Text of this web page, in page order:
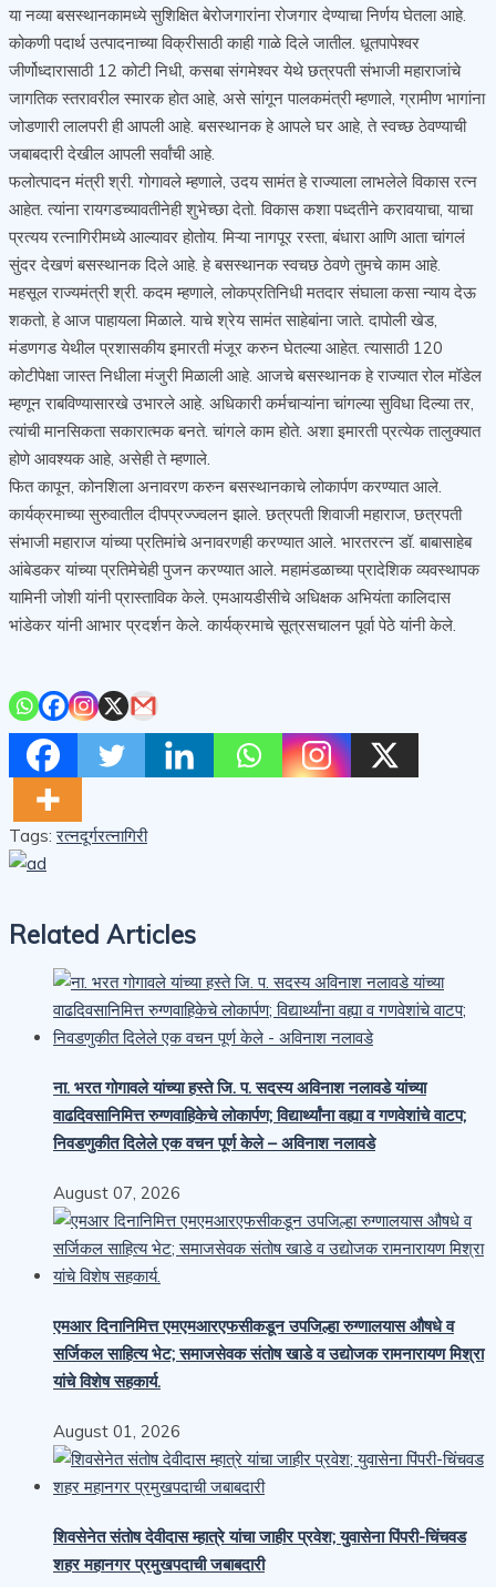
या नव्या बसस्थानकामध्ये सुशिक्षित बेरोजगारांना रोजगार देण्याचा निर्णय घेतला आहे.
कोकणी पदार्थ उत्पादनाच्या विक्रीसाठी काही गाळे दिले जातील. धूतपापेश्वर
जीर्णोध्दारासाठी 12 कोटी निधी, कसबा संगमेश्वर येथे छत्रपती संभाजी महाराजांचे
जागतिक स्तरावरील स्मारक होत आहे, असे सांगून पालकमंत्री म्हणाले, ग्रामीण भागांना
जोडणारी लालपरी ही आपली आहे. बसस्थानक हे आपले घर आहे, ते स्वच्छ ठेवण्याची
जबाबदारी देखील आपली सर्वांची आहे.
फलोत्पादन मंत्री श्री. गोगावले म्हणाले, उदय सामंत हे राज्याला लाभलेले विकास रत्न
आहेत. त्यांना रायगडच्यावतीनेही शुभेच्छा देतो. विकास कशा पध्दतीने करावयाचा, याचा
प्रत्यय रत्नागिरीमध्ये आल्यावर होतोय. मिऱ्या नागपूर रस्ता, बंधारा आणि आता चांगलं
सुंदर देखणं बसस्थानक दिले आहे. हे बसस्थानक स्वचछ ठेवणे तुमचे काम आहे.
महसूल राज्यमंत्री श्री. कदम म्हणाले, लोकप्रतिनिधी मतदार संघाला कसा न्याय देऊ
शकतो, हे आज पाहायला मिळाले. याचे श्रेय सामंत साहेबांना जाते. दापोली खेड,
मंडणगड येथील प्रशासकीय इमारती मंजूर करुन घेतल्या आहेत. त्यासाठी 120
कोटीपेक्षा जास्त निधीला मंजुरी मिळाली आहे. आजचे बसस्थानक हे राज्यात रोल मॉडेल
म्हणून राबविण्यासारखे उभारले आहे. अधिकारी कर्मचाऱ्यांना चांगल्या सुविधा दिल्या तर,
त्यांची मानसिकता सकारात्मक बनते. चांगले काम होते. अशा इमारती प्रत्येक तालुक्यात
होणे आवश्यक आहे, असेही ते म्हणाले.
फित कापून, कोनशिला अनावरण करुन बसस्थानकाचे लोकार्पण करण्यात आले.
कार्यक्रमाच्या सुरुवातील दीपप्रज्ज्वलन झाले. छत्रपती शिवाजी महाराज, छत्रपती
संभाजी महाराज यांच्या प्रतिमांचे अनावरणही करण्यात आले. भारतरत्न डॉ. बाबासाहेब
आंबेडकर यांच्या प्रतिमेचेही पुजन करण्यात आले. महामंडळाच्या प्रादेशिक व्यवस्थापक
यामिनी जोशी यांनी प्रास्ताविक केले. एमआयडीसीचे अधिक्षक अभियंता कालिदास
भांडेकर यांनी आभार प्रदर्शन केले. कार्यक्‌रमाचे सूत्रसचालन पूर्वा पेठे यांनी केले.
Tags:रत्नदूर्गरत्नागिरी
Related Articles
ना. भरत गोगावले यांच्या हस्ते जि. प. सदस्य अविनाश नलावडे यांच्या
वाढदिवसानिमित्त रुग्णवाहिकेचे लोकार्पण; विद्यार्थ्यांना वह्या व गणवेशांचे वाटप;
निवडणुकीत दिलेले एक वचन पूर्ण केले – अविनाश नलावडे
August 07, 2026
एमआर दिनानिमित्त एमएमआरएफसीकडून उपजिल्हा रुग्णालयास औषधे व
सर्जिकल साहित्य भेट; समाजसेवक संतोष खाडे व उद्योजक रामनारायण मिश्रा
यांचे विशेष सहकार्य.
August 01, 2026
शिवसेनेत संतोष देवीदास म्हात्रे यांचा जाहीर प्रवेश; युवासेना पिंपरी-चिंचवड
शहर महानगर प्रमुखपदाची जबाबदारी